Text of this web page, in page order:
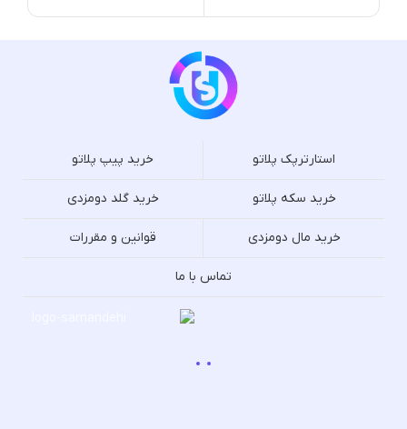
استارترپک پلاتو خرید پیپ پلاتو
خرید سکه پلاتو خرید گلد دومزدی
خرید مال دومزدی قوانین و مقررات
تماس با ما